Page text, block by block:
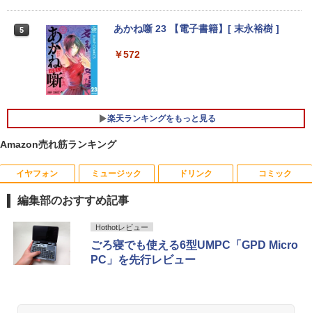
￥16,500
Wi-Fi Bluetooth Windows11 東芝 dyna
book G83/HS 初期設定済 すぐ使える 90
Gen2 Type-20XJ フルHD / Windows11/
高性能 AMD Ryzen 5-5650u/ 16GB/ 爆
速NVMe式256GB-SSD/ カメラ/ 無線Wi-
Fi6/ Office付き/ Win11【中古ノートパソ
コン 中古パソコン 中古PC】税込送料無
￥34,990
GMKtec GMK-K8 PLUS-32/1T-W11Pro
￥148,700
5 あかね噺 23 【電子書籍】[ 末永裕樹 ]
￥572
楽天ランキングをもっと見る
Amazon売れ筋ランキング
イヤフォン
Anker Soundcore P40i オフホワイト
￥7,990
ミュージック
BRUCE WAYNE feat. Flo Milli, ATL Jacob
[Explicit]
￥250
ドリンク
【Amazon.co.jp限定】 い・ろ・は・す 2L P
ET ラベルレス ×8本
￥1,112
コミック
薬屋のひとりごと 17巻 (デジタル版ビッグガ
ンガンコミックス)
￥770
編集部のおすすめ記事
Hothotレビュー
ごろ寝でも使える6型UMPC「GPD Micro
PC」を先行レビュー